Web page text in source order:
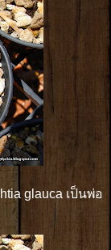
glauca เป็นพ่อ